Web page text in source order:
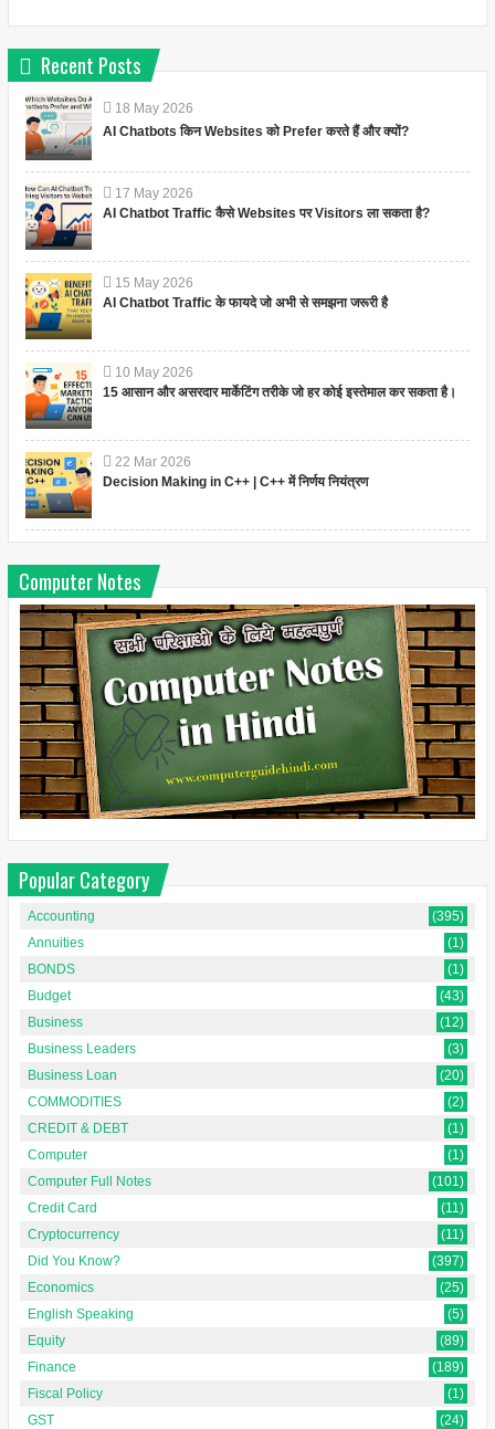
Recent Posts
18 May 2026
AI Chatbots किन Websites को Prefer करते हैं और क्यों?
17 May 2026
AI Chatbot Traffic कैसे Websites पर Visitors ला सकता है?
15 May 2026
AI Chatbot Traffic के फायदे जो अभी से समझना जरूरी है
10 May 2026
15 आसान और असरदार मार्केटिंग तरीके जो हर कोई इस्तेमाल कर सकता है।
22 Mar 2026
Decision Making in C++ | C++ में निर्णय नियंत्रण
Computer Notes
Popular Category
Accounting
(395)
Annuities
(1)
BONDS
(1)
Budget
(43)
Business
(12)
Business Leaders
(3)
Business Loan
(20)
COMMODITIES
(2)
CREDIT & DEBT
(1)
Computer
(1)
Computer Full Notes
(101)
Credit Card
(11)
Cryptocurrency
(11)
Did You Know?
(397)
Economics
(25)
English Speaking
(5)
Equity
(89)
Finance
(189)
Fiscal Policy
(1)
GST
(24)